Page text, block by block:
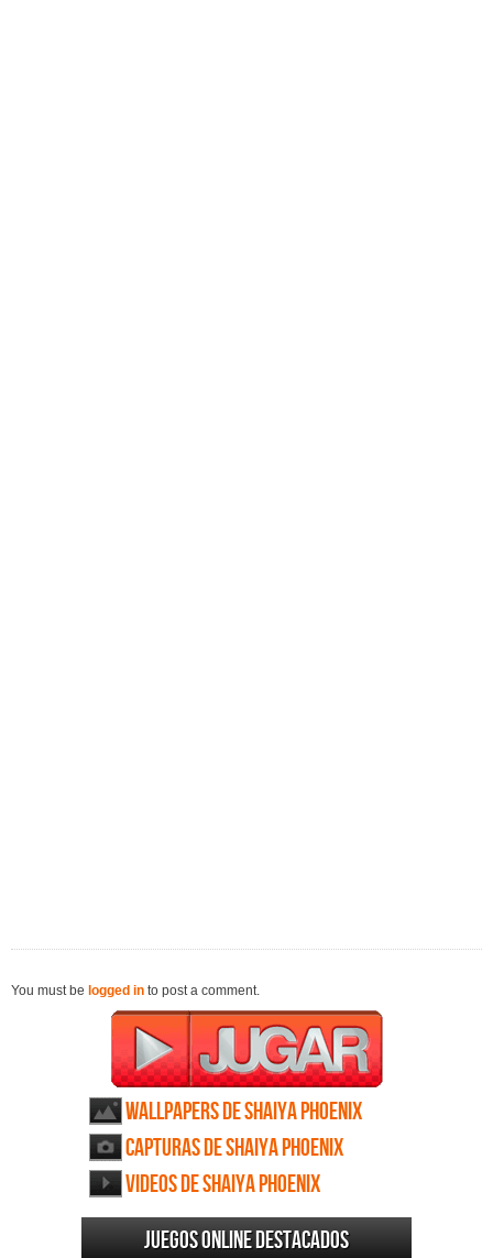
You must be logged in to post a comment.
Wallpapers de Shaiya Phoenix
Capturas de Shaiya Phoenix
Videos de Shaiya Phoenix
Juegos online destacados